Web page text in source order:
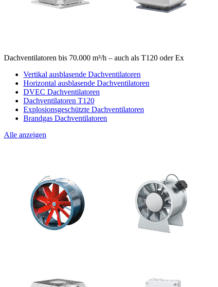
Dachventilatoren bis 70.000 m³/h – auch als T120 oder Ex
Vertikal ausblasende Dachventilatoren
Horizontal ausblasende Dachventilatoren
DVEC Dachventilatoren
Dachventilatoren T120
Explosionsgeschützte Dachventilatoren
Brandgas Dachventilatoren
Alle anzeigen